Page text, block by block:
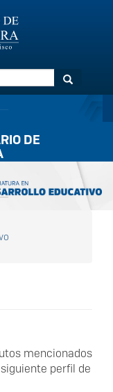
Buscar
DE
mencionados
perfil de